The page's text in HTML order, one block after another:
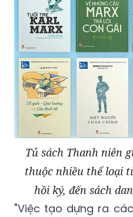
Tủ sách Thanh niên
thuộc nhiều thể loại
hồi ký, đến sách
"Việc tạo dựng ra